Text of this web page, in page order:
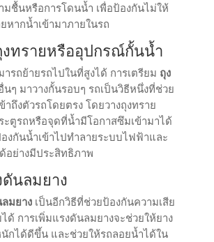
มชื้นหรือการโดนน้ำ เพื่อป้องกันไม่ให้
หากน้ำเข้ามาภายในรถ
งทรายหรืออุปกรณ์กั้นน้ำ
รถย้ายรถไปในที่สูงได้ การเตรียม ถุง
ๆ มาวางกั้นรอบๆ รถเป็นวิธีหนึ่งที่ช่วย
าถึงตัวรถโดยตรง โดยวางถุงทราย
ะตูรถหรือจุดที่น้ำมีโอกาสซึมเข้ามาได้
งกันน้ำเข้าไปทำลายระบบไฟฟ้าและ
อย่างมีประสิทธิภาพ
นลมยาง
มยางเป็นอีกวิธีที่ช่วยป้องกันความเสีย
ด้ การเพิ่มแรงดันลมยางจะช่วยให้ยาง
กได้ดีขึ้น และช่วยให้รถลอยน้ำได้ใน